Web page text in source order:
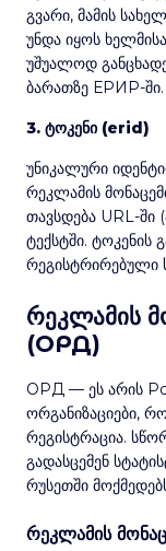
გვარი, მამის
უნდა იყოს
უშუალოდ
ბარათზე ЕРИР-ში.
3. ტოკენი (erid)
უნიკალური
რეკლამის
თავსდება URL-ში
ტექსტში. ტოკენის
რეგისტრირებული
რეკლამის
(ОРД)
ОРД — ეს არის
ორგანიზაციები,
რეგისტრაცია.
გადასცემენ
რუსეთში
რეკლამის